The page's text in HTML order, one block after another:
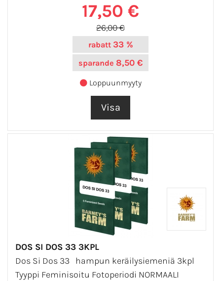
17,50 €
26,00 €
rabatt 33 %
sparande 8,50 €
Loppuunmyyty
DOS SI DOS 33 3KPL
Dos Si Dos 33 hampun keräilysiemeniä 3kpl
Tyyppi Feminisoitu Fotoperiodi NORMAALI